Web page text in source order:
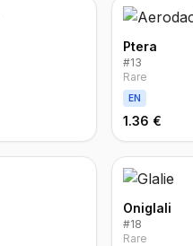
Ptera
#13
Rare
EN
1.36 €
Oniglali
#18
Rare